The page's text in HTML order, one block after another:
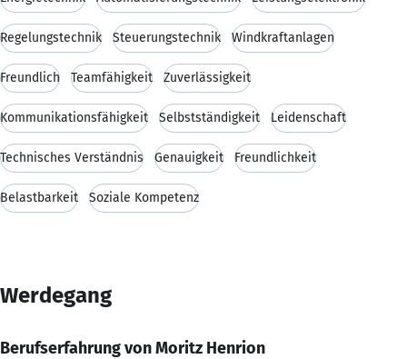
Regelungstechnik Steuerungstechnik Windkraftanlagen
Freundlich Teamfähigkeit Zuverlässigkeit
Kommunikationsfähigkeit Selbstständigkeit Leidenschaft
Technisches Verständnis Genauigkeit Freundlichkeit
Belastbarkeit Soziale Kompetenz
Werdegang
Berufserfahrung von Moritz Henrion